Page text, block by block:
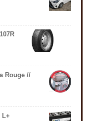
Rouge //
L+